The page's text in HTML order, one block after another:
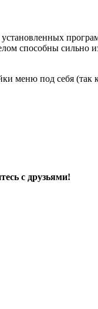
способны
меню под себя (так
с друзьями!